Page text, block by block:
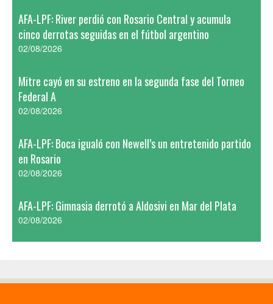
AFA-LPF: River perdió con Rosario Central y acumula
cinco derrotas seguidas en el fútbol argentino
02/08/2026
Mitre cayó en su estreno en la segunda fase del Torneo
Federal A
02/08/2026
AFA-LPF: Boca igualó con Newell’s un entretenido partido
en Rosario
02/08/2026
AFA-LPF: Gimnasia derrotó a Aldosivi en Mar del Plata
02/08/2026